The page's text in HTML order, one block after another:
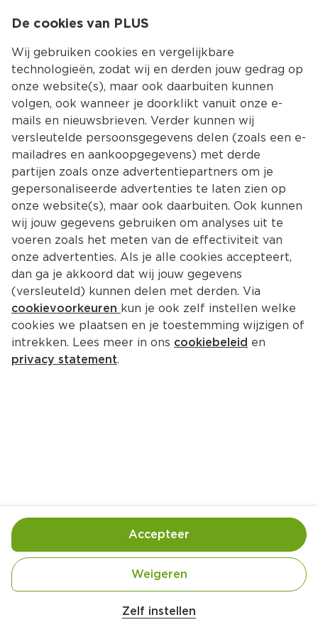
Kies jouw
Ingrediënten Bereiding
De cookies van PLUS
Wij gebruiken cookies en vergelijkbare
technologieën, zodat wij en derden jouw gedrag op
onze website(s), maar ook daarbuiten kunnen
volgen, ook wanneer je doorklikt vanuit onze e-
mails en nieuwsbrieven. Verder kunnen wij
versleutelde persoonsgegevens delen (zoals een e-
mailadres en aankoopgegevens) met derde
partijen zoals onze advertentiepartners om je
gepersonaliseerde advertenties te laten zien op
onze website(s), maar ook daarbuiten. Ook kunnen
wij jouw gegevens gebruiken om analyses uit te
voeren zoals het meten van de effectiviteit van
onze advertenties. Als je alle cookies accepteert,
dan ga je akkoord dat wij jouw gegevens
(versleuteld) kunnen delen met derden. Via
cookievoorkeuren kun je ook zelf instellen welke
cookies we plaatsen en je toestemming wijzigen of
intrekken. Lees meer in ons cookiebeleid en
privacy statement.
Zelf instellen
Weigeren
Accepteer